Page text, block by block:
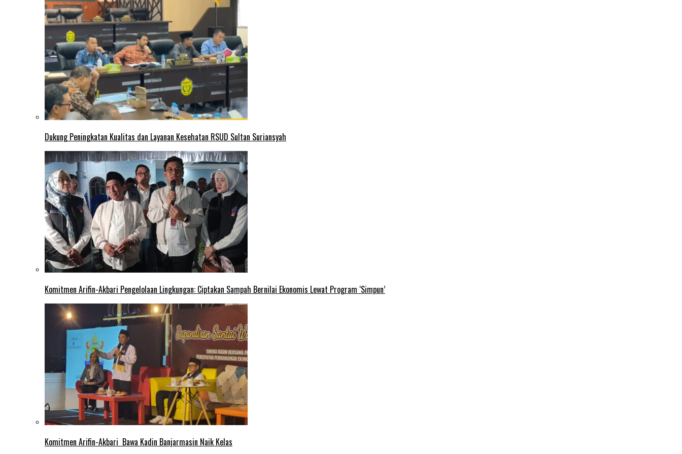
Dukung Peningkatan Kualitas dan Layanan Kesehatan RSUD Sultan Suriansyah
Komitmen Arifin-Akbari Pengelolaan Lingkungan: Ciptakan Sampah Bernilai Ekonomis Lewat Program ‘Simpun’
Komitmen Arifin-Akbari Bawa Kadin Banjarmasin Naik Kelas